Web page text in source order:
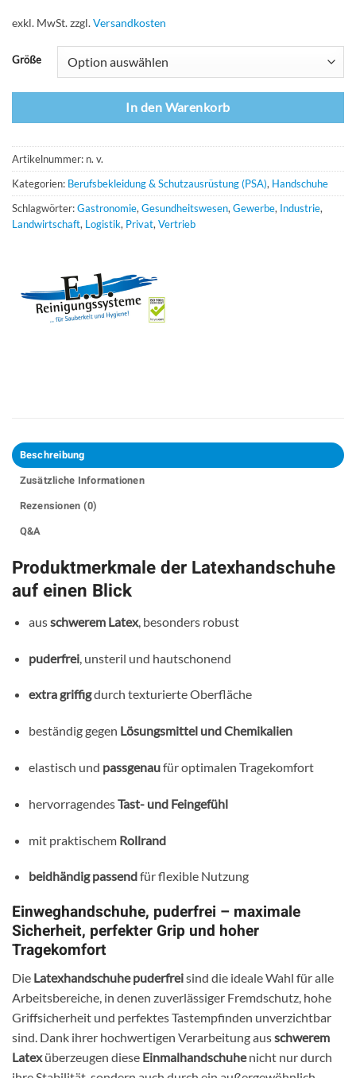
exkl. MwSt.zzgl.Versandkosten
Größe
In den Warenkorb
Artikelnummer: n. v.
Kategorien: Berufsbekleidung & Schutzausrüstung (PSA), Handschuhe
Schlagwörter:Gastronomie, Gesundheitswesen, Gewerbe, Industrie,
Landwirtschaft, Logistik, Privat, Vertrieb
Beschreibung
Zusätzliche Informationen
Rezensionen (0)
Q&A
Produktmerkmale der Latexhandschuhe
auf einen Blick
ausschwerem Latex, besonders robust
puderfrei, unsteril und hautschonend
extra griffigdurch texturierte Oberfläche
beständig gegen Lösungsmittel und Chemikalien
elastisch und passgenaufür optimalen Tragekomfort
hervorragendesTast- und Feingefühl
mit praktischem Rollrand
beidhändig passendfür flexible Nutzung
Einweghandschuhe, puderfrei – maximale
Sicherheit, perfekter Grip und hoher
Tragekomfort
Die Latexhandschuhe puderfreisind die ideale Wahl für alle
Arbeitsbereiche, in denen zuverlässiger Fremdschutz, hohe
Griffsicherheit und perfektes Tastempfinden unverzichtbar
sind. Dank ihrer hochwertigen Verarbeitung ausschwerem
Latexüberzeugen diese Einmalhandschuhenicht nur durch